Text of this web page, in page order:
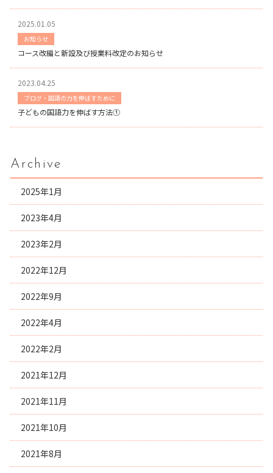
2025.01.05
お知らせ
コース改編と新設及び授業料改定のお知らせ
2023.04.25
ブログ・国語の力を伸ばすために
子どもの国語力を伸ばす方法①
Archive
2025年1月
2023年4月
2023年2月
2022年12月
2022年9月
2022年4月
2022年2月
2021年12月
2021年11月
2021年10月
2021年8月